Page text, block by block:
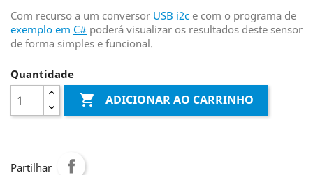
Com recurso a um conversor USB i2c e com o programa de
exemplo em C# poderá visualizar os resultados deste sensor
de forma simples e funcional.
Quantidade
 ADICIONAR AO CARRINHO
Partilhar